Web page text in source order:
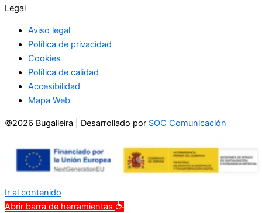
Legal
Aviso legal
Política de privacidad
Cookies
Política de calidad
Accesibilidad
Mapa Web
©2026 Bugalleira | Desarrollado por SOC Comunicación
Ir al contenido
Abrir barra de herramientas